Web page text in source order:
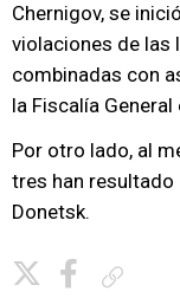
Chernigov, se
violaciones de las
combinadas con
la Fiscalía General
Por otro lado, al
tres han
Donetsk.